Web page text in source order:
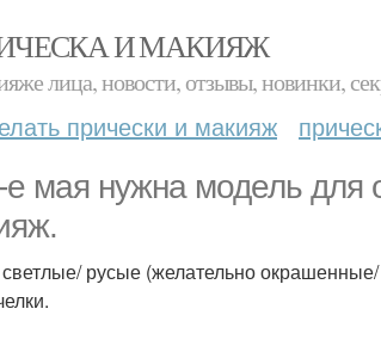
И МАКИЯЖ
лица, новости, отзывы, новинки,
прически и макияж
мая нужна модель для
русые (желательно